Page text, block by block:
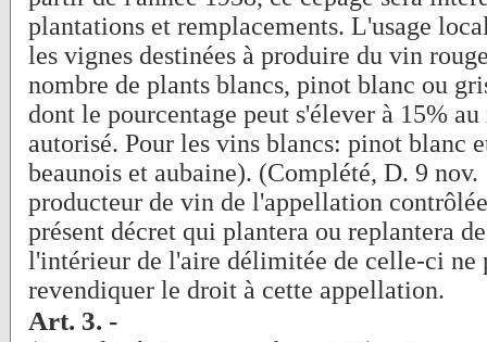
plantations et remplacements. L'usage
les vignes destinées à produire du vin
nombre de plants blancs, pinot blanc ou
dont le pourcentage peut s'élever à 15%
autorisé. Pour les vins blancs: pinot blanc
beaunois et aubaine). (Complété, D. 9
producteur de vin de l'appellation
présent décret qui plantera ou replantera
l'intérieur de l'aire délimitée de celle-ci ne
revendiquer le droit à cette appellation.
Art. 3. -